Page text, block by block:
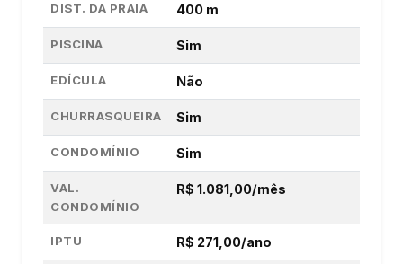
DIST. DA PRAIA 400 m
PISCINA Sim
EDÍCULA Não
CHURRASQUEIRA Sim
CONDOMÍNIO Sim
VAL.
CONDOMÍNIO
R$ 1.081,00/mês
IPTU R$ 271,00/ano